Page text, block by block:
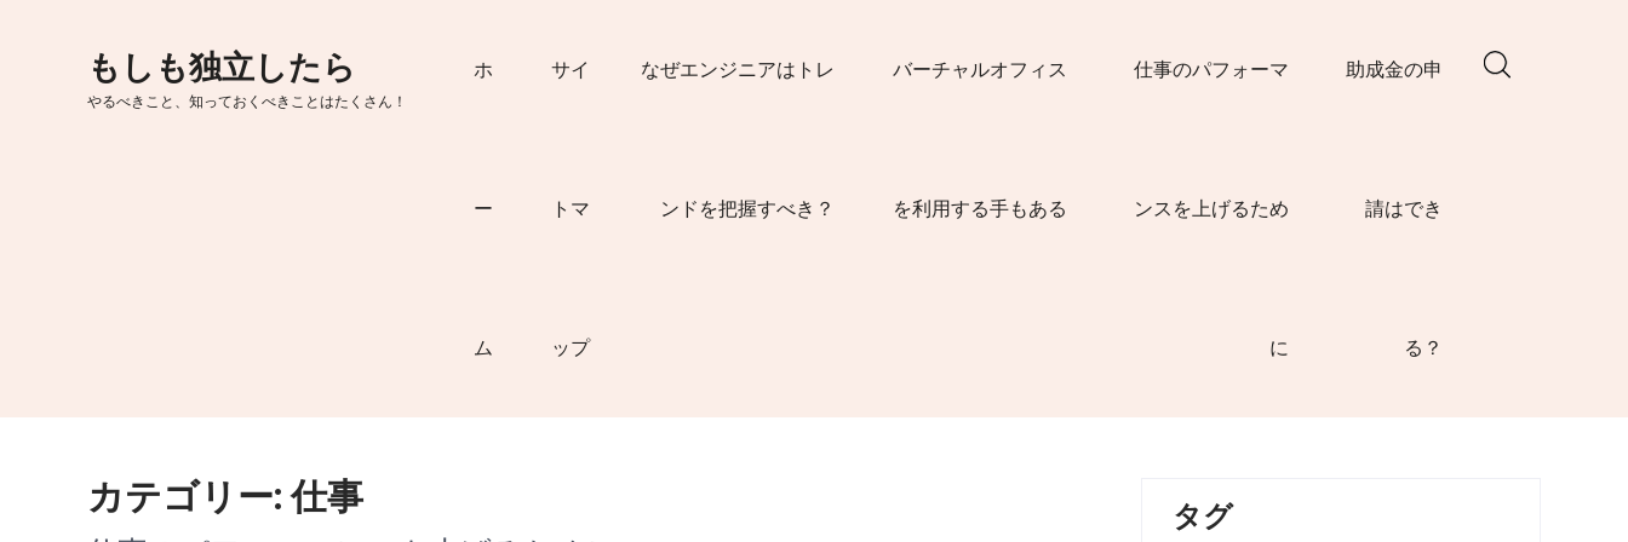
もしも独立したら
やるべきこと、知っておくべきことはたくさん！
ホ
ー
ム
サイ
トマ
ップ
なぜエンジニアはトレ
ンドを把握すべき？
バーチャルオフィス
を利用する手もある
仕事のパフォーマ
ンスを上げるため
に
助成金の申
請はでき
る？
カテゴリー:仕事 タグ